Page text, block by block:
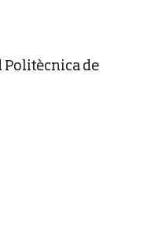
Politècnica de